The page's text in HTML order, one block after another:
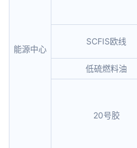
能源中心
SCFIS欧线
低硫燃料油
20号胶